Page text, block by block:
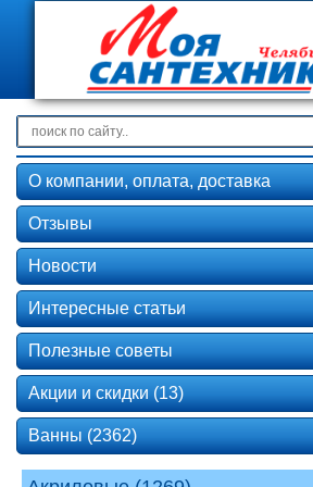
О компании, оплата, доставка
Отзывы
Новости
Интересные статьи
Полезные советы
Акции и скидки (13)
Ванны (2362)